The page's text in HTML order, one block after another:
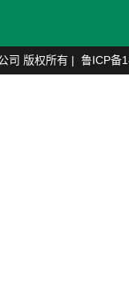
司 版权所有 | 鲁ICP备